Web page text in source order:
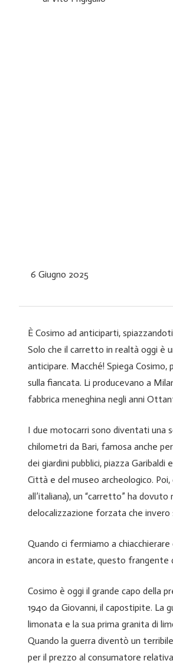
6 Giugno 2025
È Cosimo ad anticiparti,
Solo che il carretto in realtà oggi è
anticipare. Macché! Spiega Cosimo,
sulla fiancata. Li producevano a
fabbrica meneghina negli anni
I due motocarri sono diventati una
chilometri da Bari, famosa anche
dei giardini pubblici, piazza
Città e del museo archeologico.
all’italiana), un “carretto” ha
delocalizzazione forzata che
Quando ci fermiamo a
ancora in estate, questo frangente
Cosimo è oggi il grande capo della
1940 da Giovanni, il capostipite. La
limonata e la sua prima granita di
Quando la guerra diventò un
per il prezzo al consumatore